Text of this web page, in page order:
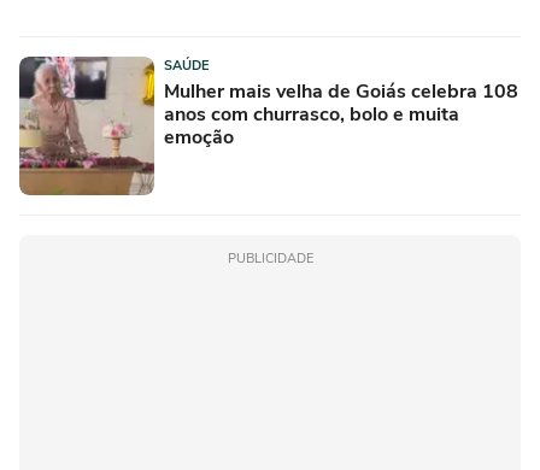
SAÚDE
Mulher mais velha de Goiás celebra 108
anos com churrasco, bolo e muita
emoção
PUBLICIDADE